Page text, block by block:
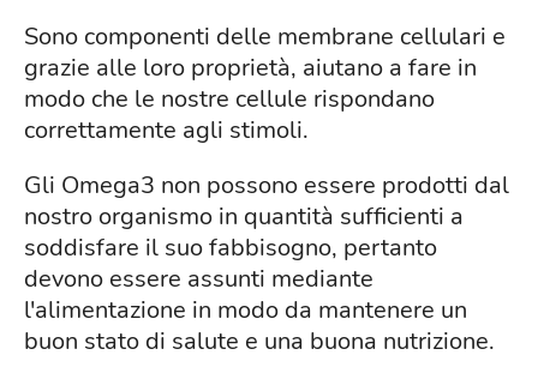
Sono componenti delle membrane cellulari e
grazie alle loro proprietà, aiutano a fare in
modo che le nostre cellule rispondano
correttamente agli stimoli.
Gli Omega3 non possono essere prodotti dal
nostro organismo in quantità sufficienti a
soddisfare il suo fabbisogno, pertanto
devono essere assunti mediante
l'alimentazione in modo da mantenere un
buon stato di salute e una buona nutrizione.